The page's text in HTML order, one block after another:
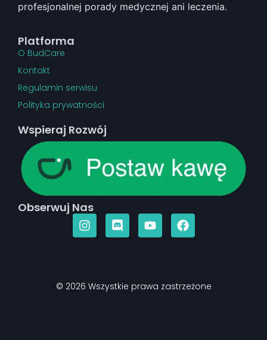
profesjonalnej porady medycznej ani leczenia.
Platforma
O BudCare
Kontakt
Regulamin serwisu
Polityka prywatności
Wspieraj Rozwój
Obserwuj Nas
© 2026 Wszystkie prawa zastrzeżone